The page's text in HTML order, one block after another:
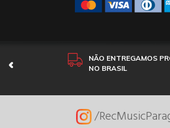
NÃO ENTREGAMOS
NO BRASIL
/